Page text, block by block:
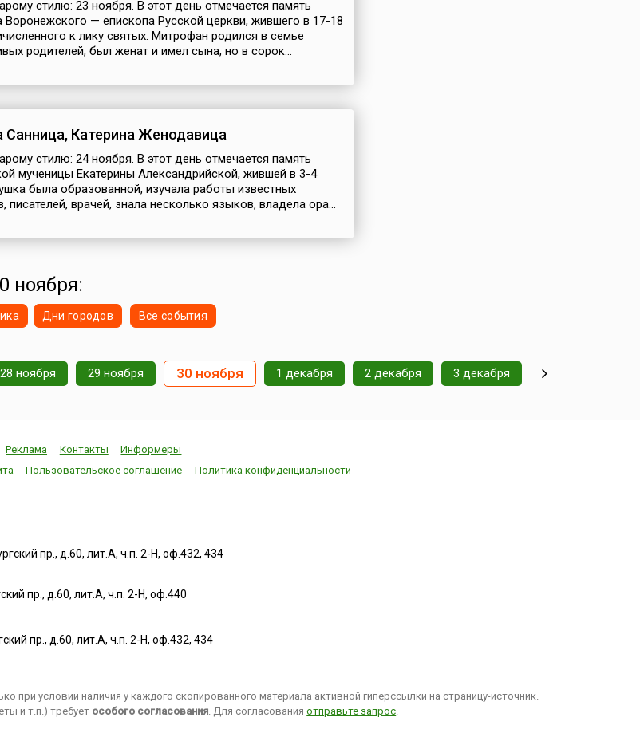
стилю: 23 ноября. В этот день отмечается память
— епископа Русской церкви, жившего в 17-18
к лику святых. Митрофан родился в семье
родителей, был женат и имел сына, но в сорок...
Санница, Катерина Женодавица
стилю: 24 ноября. В этот день отмечается память
мученицы Екатерины Александрийской, жившей в 3-4
была образованной, изучала работы известных
писателей, врачей, знала несколько языков, владела ора...
ноября:
Дни городов Все события
28 ноября 29 ноября 30 ноября 1 декабря 2 декабря 3 декабря
Реклама Контакты
Информеры
Пользовательское соглашение Политика конфиденциальности
пр., д.60, лит.А, ч.п. 2-Н, оф.432, 434
пр., д.60, лит.А, ч.п. 2-Н, оф.440
пр., д.60, лит.А, ч.п. 2-Н, оф.432, 434
при условии наличия у каждого скопированного материала активной гиперссылки на страницу-источник.
и т.п.) требует особого согласования. Для согласованияотправьте запрос.